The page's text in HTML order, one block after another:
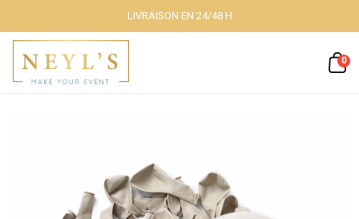
Fermer
Décoration
LIVRAISON EN 24/48 H
0